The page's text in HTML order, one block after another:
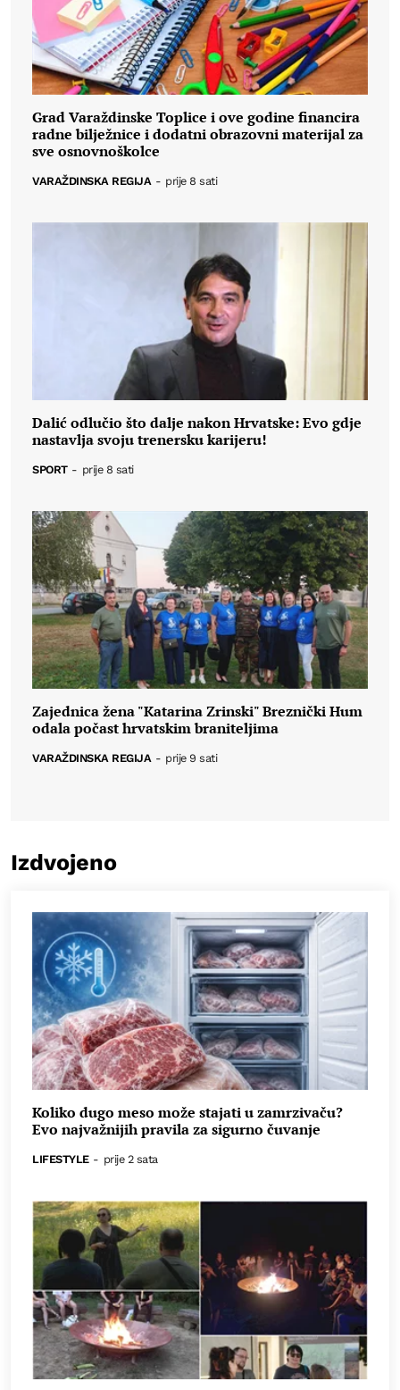
Grad Varaždinske Toplice i ove godine financira
radne bilježnice i dodatni obrazovni materijal za
sve osnovnoškolce
VARAŽDINSKA REGIJA - prije 8 sati
Dalić odlučio što dalje nakon Hrvatske: Evo gdje
nastavlja svoju trenersku karijeru!
SPORT - prije 8 sati
Zajednica žena "Katarina Zrinski" Breznički Hum
odala počast hrvatskim braniteljima
VARAŽDINSKA REGIJA - prije 9 sati
Izdvojeno
Koliko dugo meso može stajati u zamrzivaču?
Evo najvažnijih pravila za sigurno čuvanje
LIFESTYLE - prije 2 sata